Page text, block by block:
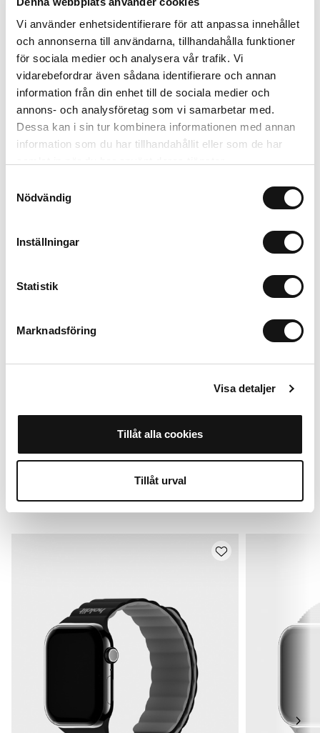
Vi använder enhetsidentifierare för att anpassa innehållet
och annonserna till användarna, tillhandahålla funktioner
för sociala medier och analysera vår trafik. Vi
vidarebefordrar även sådana identifierare och annan
information från din enhet till de sociala medier och
annons- och analysföretag som vi samarbetar med.
Dessa kan i sin tur kombinera informationen med annan
information som du har tillhandahållit eller som de har
Nödvändig
Inställningar
Statistik
Marknadsföring
Visa detaljer
Tillåt alla cookies
Tillåt urval
Kombiner med
Limited Edition
MagSafe Fit
Magsafe Compatible
New in
+
For Apple Watch 38/40/41/42* mm
249 SEK
Alternativer